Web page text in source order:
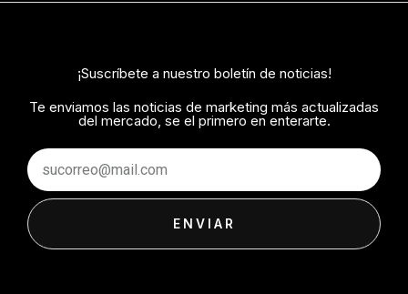
¡Suscríbete a nuestro boletín de noticias!
Te enviamos las noticias de marketing más actualizadas
del mercado, se el primero en enterarte.
Email
ENVIAR